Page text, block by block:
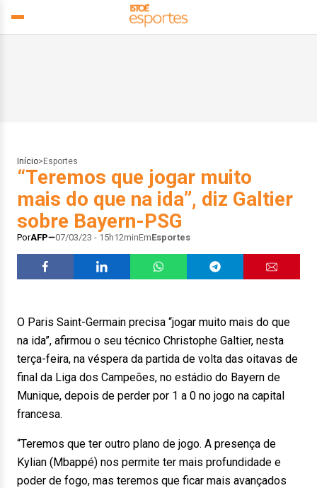
Início> Esportes
“Teremos que jogar muito
mais do que na ida”, diz Galtier
sobre Bayern-PSG
PorAFP 07/03/23 - 15h12minEmEsportes
O Paris Saint-Germain precisa “jogar muito mais do que
na ida”, afirmou o seu técnico Christophe Galtier, nesta
terça-feira, na véspera da partida de volta das oitavas de
final da Liga dos Campeões, no estádio do Bayern de
Munique, depois de perder por 1 a 0 no jogo na capital
francesa.
“Teremos que ter outro plano de jogo. A presença de
Kylian (Mbappé) nos permite ter mais profundidade e
poder de fogo, mas teremos que ficar mais avançados